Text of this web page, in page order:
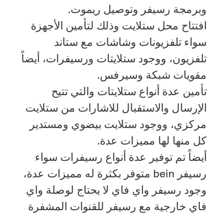
وبرمجة رسيفر وتوصيل ريموت.
افتتاح محل ستلايت وذلك لتأمين الأجهزة
سواء تلفزيونات وشاشات مع ستاند
تلفزيون، ووجود ستلايتات ورسيفرات، أيضاً
مقويات شبكة وسيرفس.
تأمين عدة أنواع ستلايتات والتي تتيح
الإرسال والاستقبال للاشارات من ستلايت
مركزي، ووجود ستلايت بيضوي ومستدير
كل منها لها مميزات عدة.
أيضاً تم توفير عدة أنواع رسيفرات سواء
رسيفر bein متوفر بكثرة له مميزات عدة،
وجود رسيفر واي فاي لا يحتاج لوصلة واي
فاي خارجية مع رسيفر للقنوات المشفرة